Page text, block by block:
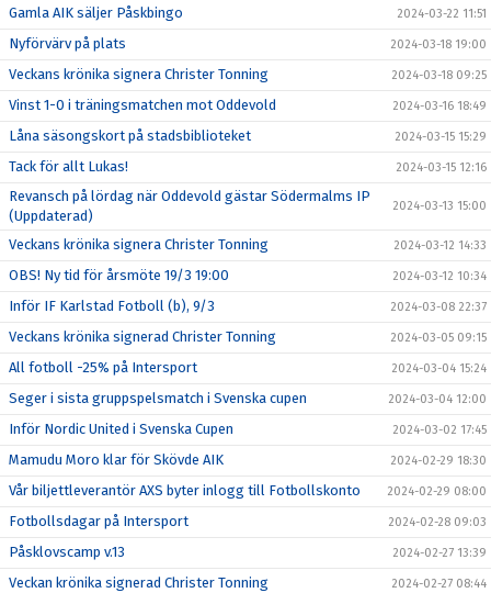
Gamla AIK säljer Påskbingo 2024-03-22 11:51
Nyförvärv på plats 2024-03-18 19:00
Veckans krönika signera Christer Tonning 2024-03-18 09:25
Vinst 1-0 i träningsmatchen mot Oddevold 2024-03-16 18:49
Låna säsongskort på stadsbiblioteket 2024-03-15 15:29
Tack för allt Lukas! 2024-03-15 12:16
Revansch på lördag när Oddevold gästar Södermalms IP
(Uppdaterad)
2024-03-13 15:00
Veckans krönika signera Christer Tonning 2024-03-12 14:33
OBS! Ny tid för årsmöte 19/3 19:00 2024-03-12 10:34
Inför IF Karlstad Fotboll (b), 9/3 2024-03-08 22:37
Veckans krönika signerad Christer Tonning 2024-03-05 09:15
All fotboll -25% på Intersport 2024-03-04 15:24
Seger i sista gruppspelsmatch i Svenska cupen 2024-03-04 12:00
Inför Nordic United i Svenska Cupen 2024-03-02 17:45
Mamudu Moro klar för Skövde AIK 2024-02-29 18:30
Vår biljettleverantör AXS byter inlogg till Fotbollskonto 2024-02-29 08:00
Fotbollsdagar på Intersport 2024-02-28 09:03
Påsklovscamp v.13 2024-02-27 13:39
Veckan krönika signerad Christer Tonning 2024-02-27 08:44